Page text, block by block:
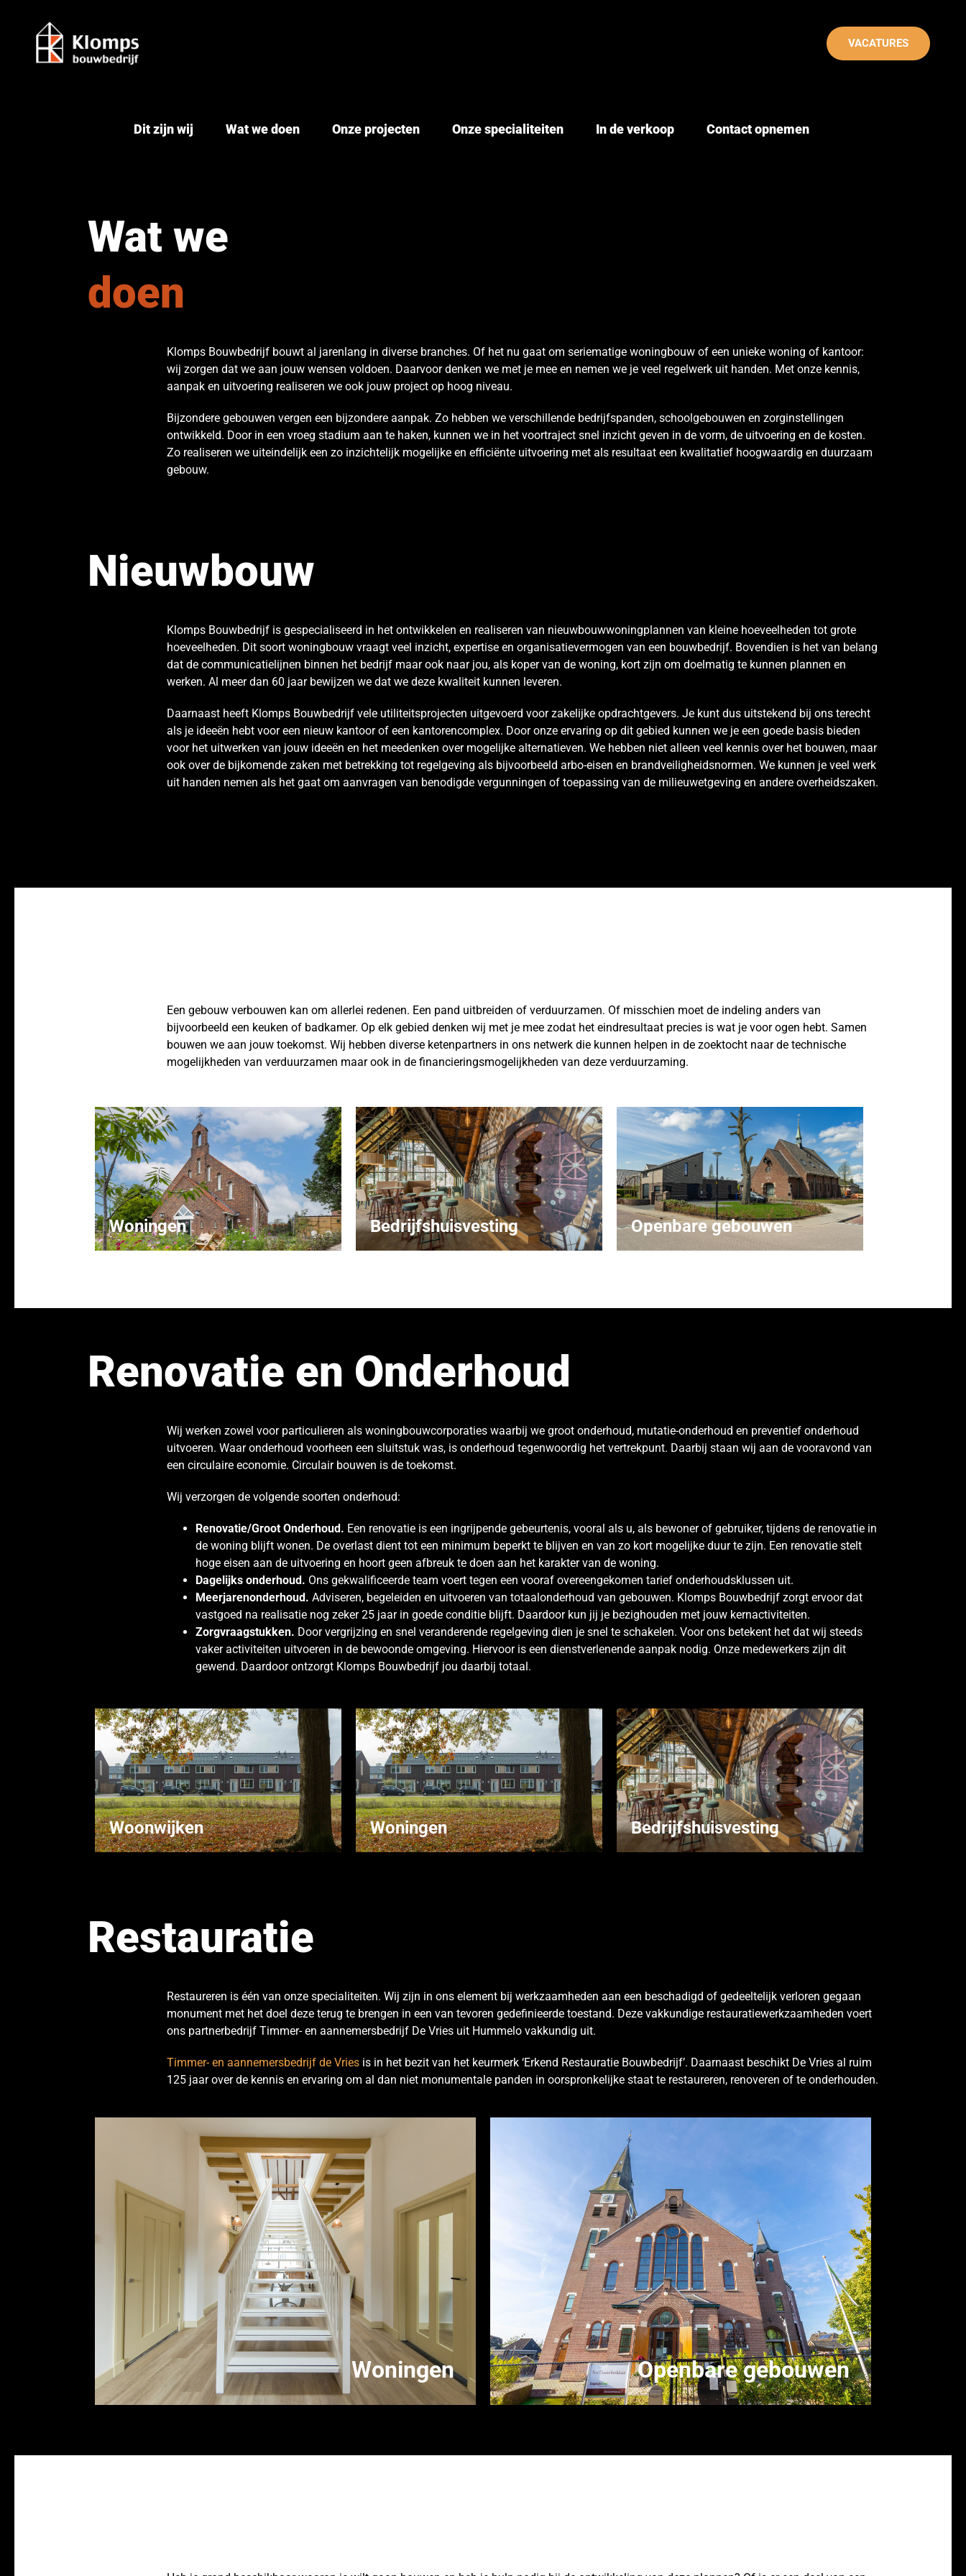
VACATURES
Dit zijn wij Wat we doen Onze projecten Onze specialiteiten In de verkoop Contact opnemen
Wat we
doen
Klomps Bouwbedrijf bouwt al jarenlang in diverse branches. Of het nu gaat om seriematige woningbouw of een unieke woning of kantoor:
wij zorgen dat we aan jouw wensen voldoen. Daarvoor denken we met je mee en nemen we je veel regelwerk uit handen. Met onze kennis,
aanpak en uitvoering realiseren we ook jouw project op hoog niveau.
Bijzondere gebouwen vergen een bijzondere aanpak. Zo hebben we verschillende bedrijfspanden, schoolgebouwen en zorginstellingen
ontwikkeld. Door in een vroeg stadium aan te haken, kunnen we in het voortraject snel inzicht geven in de vorm, de uitvoering en de kosten.
Zo realiseren we uiteindelijk een zo inzichtelijk mogelijke en efficiënte uitvoering met als resultaat een kwalitatief hoogwaardig en duurzaam
gebouw.
Nieuwbouw
Klomps Bouwbedrijf is gespecialiseerd in het ontwikkelen en realiseren van nieuwbouwwoningplannen van kleine hoeveelheden tot grote
hoeveelheden. Dit soort woningbouw vraagt veel inzicht, expertise en organisatievermogen van een bouwbedrijf. Bovendien is het van belang
dat de communicatielijnen binnen het bedrijf maar ook naar jou, als koper van de woning, kort zijn om doelmatig te kunnen plannen en
werken. Al meer dan 60 jaar bewijzen we dat we deze kwaliteit kunnen leveren.
Daarnaast heeft Klomps Bouwbedrijf vele utiliteitsprojecten uitgevoerd voor zakelijke opdrachtgevers. Je kunt dus uitstekend bij ons terecht
als je ideeën hebt voor een nieuw kantoor of een kantorencomplex. Door onze ervaring op dit gebied kunnen we je een goede basis bieden
voor het uitwerken van jouw ideeën en het meedenken over mogelijke alternatieven. We hebben niet alleen veel kennis over het bouwen, maar
ook over de bijkomende zaken met betrekking tot regelgeving als bijvoorbeeld arbo-eisen en brandveiligheidsnormen. We kunnen je veel werk
uit handen nemen als het gaat om aanvragen van benodigde vergunningen of toepassing van de milieuwetgeving en andere overheidszaken.
Een gebouw verbouwen kan om allerlei redenen. Een pand uitbreiden of verduurzamen. Of misschien moet de indeling anders van
bijvoorbeeld een keuken of badkamer. Op elk gebied denken wij met je mee zodat het eindresultaat precies is wat je voor ogen hebt. Samen
bouwen we aan jouw toekomst. Wij hebben diverse ketenpartners in ons netwerk die kunnen helpen in de zoektocht naar de technische
mogelijkheden van verduurzamen maar ook in de financieringsmogelijkheden van deze verduurzaming.
Woningen Bedrijfshuisvesting Openbare gebouwen
Renovatie en Onderhoud
Wij werken zowel voor particulieren als woningbouwcorporaties waarbij we groot onderhoud, mutatie-onderhoud en preventief onderhoud
uitvoeren. Waar onderhoud voorheen een sluitstuk was, is onderhoud tegenwoordig het vertrekpunt. Daarbij staan wij aan de vooravond van
een circulaire economie. Circulair bouwen is de toekomst.
Wij verzorgen de volgende soorten onderhoud:
Renovatie/Groot Onderhoud. Een renovatie is een ingrijpende gebeurtenis, vooral als u, als bewoner of gebruiker, tijdens de renovatie in
de woning blijft wonen. De overlast dient tot een minimum beperkt te blijven en van zo kort mogelijke duur te zijn. Een renovatie stelt
hoge eisen aan de uitvoering en hoort geen afbreuk te doen aan het karakter van de woning.
Dagelijks onderhoud. Ons gekwalificeerde team voert tegen een vooraf overeengekomen tarief onderhoudsklussen uit.
Meerjarenonderhoud. Adviseren, begeleiden en uitvoeren van totaalonderhoud van gebouwen. Klomps Bouwbedrijf zorgt ervoor dat
vastgoed na realisatie nog zeker 25 jaar in goede conditie blijft. Daardoor kun jij je bezighouden met jouw kernactiviteiten.
Zorgvraagstukken. Door vergrijzing en snel veranderende regelgeving dien je snel te schakelen. Voor ons betekent het dat wij steeds
vaker activiteiten uitvoeren in de bewoonde omgeving. Hiervoor is een dienstverlenende aanpak nodig. Onze medewerkers zijn dit
gewend. Daardoor ontzorgt Klomps Bouwbedrijf jou daarbij totaal.
Woonwijken Woningen Bedrijfshuisvesting
Restauratie
Restaureren is één van onze specialiteiten. Wij zijn in ons element bij werkzaamheden aan een beschadigd of gedeeltelijk verloren gegaan
monument met het doel deze terug te brengen in een van tevoren gedefinieerde toestand. Deze vakkundige restauratiewerkzaamheden voert
ons partnerbedrijf Timmer- en aannemersbedrijf De Vries uit Hummelo vakkundig uit.
Timmer- en aannemersbedrijf de Vries is in het bezit van het keurmerk ‘Erkend Restauratie Bouwbedrijf’. Daarnaast beschikt De Vries al ruim
125 jaar over de kennis en ervaring om al dan niet monumentale panden in oorspronkelijke staat te restaureren, renoveren of te onderhouden.
Woningen Openbare gebouwen